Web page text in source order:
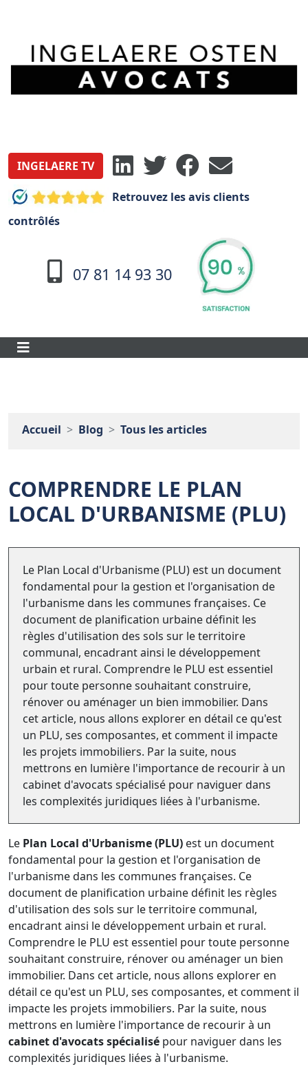
INGELAERE TV
Retrouvez les avis clients
contrôlés
07 81 14 93 30
Accueil Blog Tous les articles
COMPRENDRE LE PLAN
LOCAL D'URBANISME (PLU)
Le Plan Local d'Urbanisme (PLU) est un document
fondamental pour la gestion et l'organisation de
l'urbanisme dans les communes françaises. Ce
document de planification urbaine définit les
règles d'utilisation des sols sur le territoire
communal, encadrant ainsi le développement
urbain et rural. Comprendre le PLU est essentiel
pour toute personne souhaitant construire,
rénover ou aménager un bien immobilier. Dans
cet article, nous allons explorer en détail ce qu'est
un PLU, ses composantes, et comment il impacte
les projets immobiliers. Par la suite, nous
mettrons en lumière l'importance de recourir à un
cabinet d'avocats spécialisé pour naviguer dans
les complexités juridiques liées à l'urbanisme.
Le Plan Local d'Urbanisme (PLU) est un document
fondamental pour la gestion et l'organisation de
l'urbanisme dans les communes françaises. Ce
document de planification urbaine définit les règles
d'utilisation des sols sur le territoire communal,
encadrant ainsi le développement urbain et rural.
Comprendre le PLU est essentiel pour toute personne
souhaitant construire, rénover ou aménager un bien
immobilier. Dans cet article, nous allons explorer en
détail ce qu'est un PLU, ses composantes, et comment il
impacte les projets immobiliers. Par la suite, nous
mettrons en lumière l'importance de recourir à un
cabinet d'avocats spécialisé pour naviguer dans les
complexités juridiques liées à l'urbanisme.